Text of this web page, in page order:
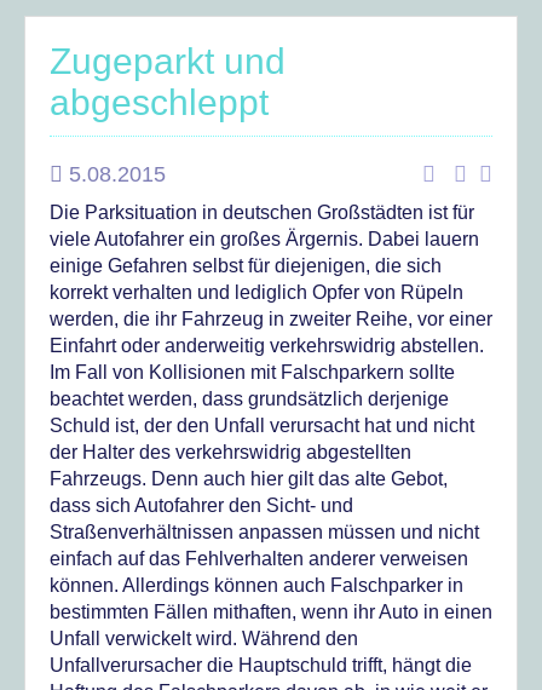
Zugeparkt und
abgeschleppt
5.08.2015
Die Parksituation in deutschen Großstädten ist für
viele Autofahrer ein großes Ärgernis. Dabei lauern
einige Gefahren selbst für diejenigen, die sich
korrekt verhalten und lediglich Opfer von Rüpeln
werden, die ihr Fahrzeug in zweiter Reihe, vor einer
Einfahrt oder anderweitig verkehrswidrig abstellen.
Im Fall von Kollisionen mit Falschparkern sollte
beachtet werden, dass grundsätzlich derjenige
Schuld ist, der den Unfall verursacht hat und nicht
der Halter des verkehrswidrig abgestellten
Fahrzeugs. Denn auch hier gilt das alte Gebot,
dass sich Autofahrer den Sicht- und
Straßenverhältnissen anpassen müssen und nicht
einfach auf das Fehlverhalten anderer verweisen
können. Allerdings können auch Falschparker in
bestimmten Fällen mithaften, wenn ihr Auto in einen
Unfall verwickelt wird. Während den
Unfallverursacher die Hauptschuld trifft, hängt die